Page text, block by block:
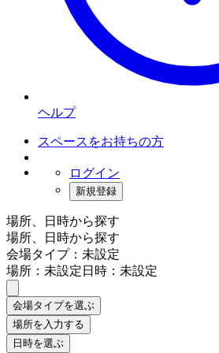
ヘルプ
スペースをお持ちの方
ログイン
新規登録
場所、日時から探す
場所、日時から探す
会場タイプ：未設定
場所：未設定日時：未設定
会場タイプを選ぶ
場所を入力する
日時を選ぶ